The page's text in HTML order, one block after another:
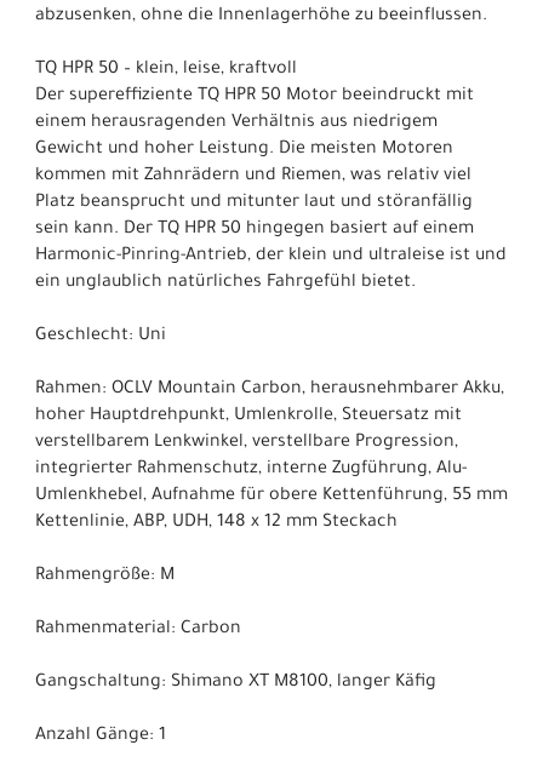
abzusenken, ohne die Innenlagerhöhe zu beeinflussen.
TQ HPR 50 – klein, leise, kraftvoll
Der supereffiziente TQ HPR 50 Motor beeindruckt mit
einem herausragenden Verhältnis aus niedrigem
Gewicht und hoher Leistung. Die meisten Motoren
kommen mit Zahnrädern und Riemen, was relativ viel
Platz beansprucht und mitunter laut und störanfällig
sein kann. Der TQ HPR 50 hingegen basiert auf einem
Harmonic-Pinring-Antrieb, der klein und ultraleise ist und
ein unglaublich natürliches Fahrgefühl bietet.
Geschlecht: Uni
Rahmen: OCLV Mountain Carbon, herausnehmbarer Akku,
hoher Hauptdrehpunkt, Umlenkrolle, Steuersatz mit
verstellbarem Lenkwinkel, verstellbare Progression,
integrierter Rahmenschutz, interne Zugführung, Alu-
Umlenkhebel, Aufnahme für obere Kettenführung, 55 mm
Kettenlinie, ABP, UDH, 148 x 12 mm Steckach
Rahmengröße: M
Rahmenmaterial: Carbon
Gangschaltung: Shimano XT M8100, langer Käfig
Anzahl Gänge: 1